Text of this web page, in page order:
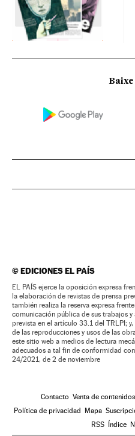
Baixe
©EDICIONES EL PAÍS
EL PAÍS ejerce la oposición expresa
la elaboración de revistas de prensa
también realiza la reserva expresa
comunicación pública de sus trabajos
prevista en el artículo 33.1 del TRLPI;
de las reproducciones y usos de las
este sitio web a medios de lectura
adecuados a tal fin de conformidad
24/2021, de 2 de noviembre
Contacto Venta de contenidos
Política de privacidad Mapa
RSS Índice